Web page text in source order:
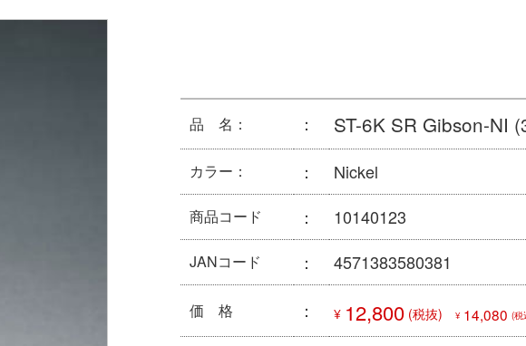
品 名： ： ST-6K SR Gibson-NI
カラー： ： Nickel
商品コード ： 10140123
JANコード ： 4571383580381
価 格 ： ¥ 12,800 (税抜) ¥ 14,080 (税